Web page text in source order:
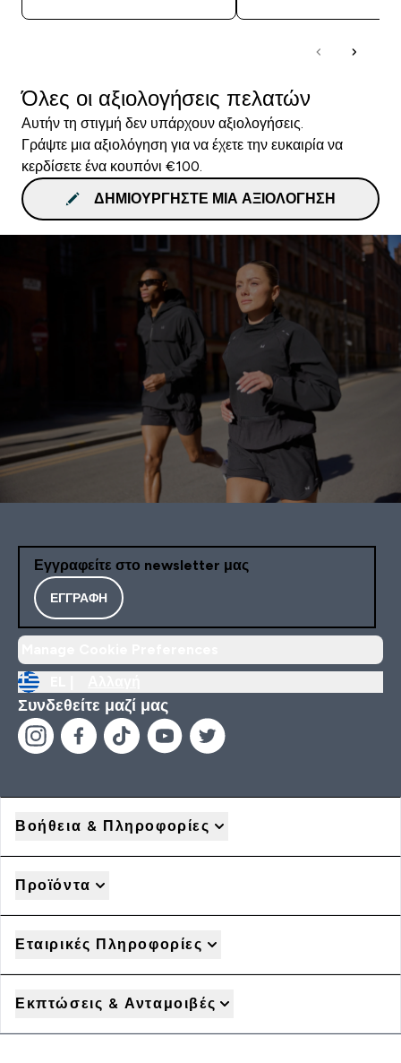
Όλες οι αξιολογήσεις πελατών
Αυτήν τη στιγμή δεν υπάρχουν αξιολογήσεις.
Γράψτε μια αξιολόγηση για να έχετε την ευκαιρία να
κερδίσετε ένα κουπόνι €100.
ΔΗΜΙΟΥΡΓΉΣΤΕ ΜΙΑ ΑΞΙΟΛΌΓΗΣΗ
Εγγραφείτε στο newsletter μας
ΕΓΓΡΑΦΉ
Συνδεθείτε μαζί μας
Βοήθεια & Πληροφορίες
Προϊόντα
Εταιρικές Πληροφορίες
Εκπτώσεις & Ανταμοιβές